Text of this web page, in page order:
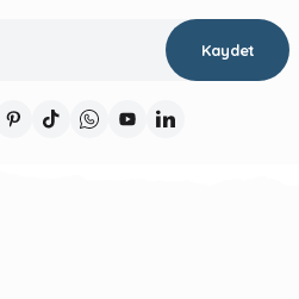
Kaydet